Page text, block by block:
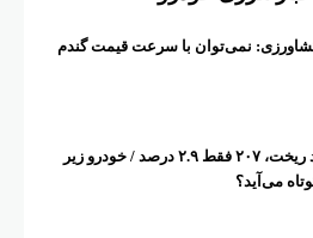
نمی‌توان با سرعت قیمت گندم
دلار ۴ درصد ریخت، ۲۰۷ فقط ۲.۹ درصد / خودرو زیر
می‌آید؟